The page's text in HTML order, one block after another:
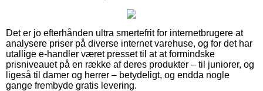
Det er jo efterhånden ultra smertefrit for internetbrugere at
analysere priser på diverse internet varehuse, og for det har
utallige e-handler været presset til at at formindske
prisniveauet på en række af deres produkter – til juniorer, og
ligeså til damer og herrer – betydeligt, og endda nogle
gange frembyde gratis levering.